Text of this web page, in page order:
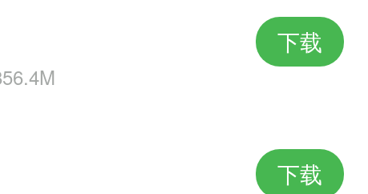
。
机会，购买副本卷轴课额外增加2
会。
下载
下载